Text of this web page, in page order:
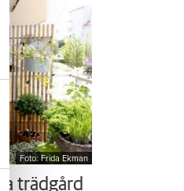
Foto: Frida Ekman
trädgård